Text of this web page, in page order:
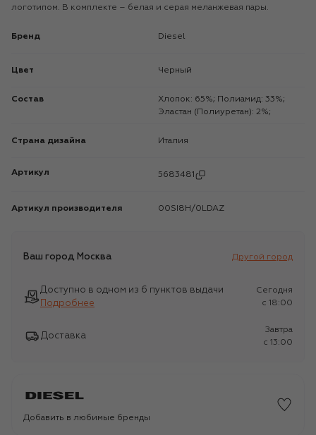
логотипом. В комплекте – белая и серая меланжевая пары.
Бренд Diesel
Цвет Черный
Состав
Хлопок: 65%; Полиамид: 33%;
Эластан (Полиуретан): 2%;
Страна дизайна Италия
Артикул 5683481
Артикул производителя 00SI8H/0LDAZ
Ваш город Москва Другой город
Доступно в одном из 6 пунктов выдачи
Подробнее
Сегодня
c 18:00
Доставка
Завтра
c 13:00
Добавить в любимые бренды